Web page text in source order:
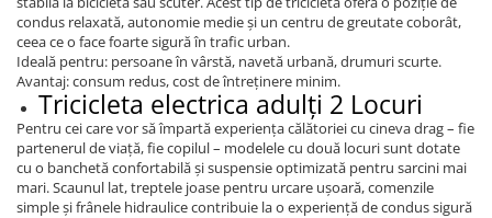
condus relaxată, autonomie medie și un centru de greutate coborât,
ceea ce o face foarte sigură în trafic urban.
Ideală pentru: persoane în vârstă, navetă urbană, drumuri scurte.
Avantaj: consum redus, cost de întreținere minim.
Tricicleta electrica adulți 2 Locuri
Pentru cei care vor să împartă experiența călătoriei cu cineva drag – fie
partenerul de viață, fie copilul – modelele cu două locuri sunt dotate
cu o banchetă confortabilă și suspensie optimizată pentru sarcini mai
mari. Scaunul lat, treptele joase pentru urcare ușoară, comenzile
simple și frânele hidraulice contribuie la o experiență de condus sigură